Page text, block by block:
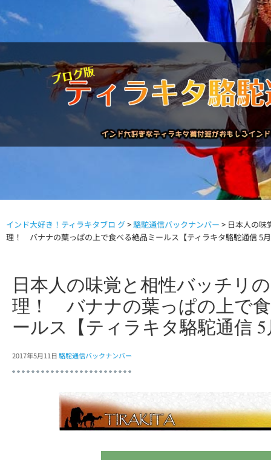
駱駝通信バックナンバー インドが大好き!! 商品につ
インド大好き！ティラキタブロ グ>駱駝通信バックナンバー > 日本人の味
理！ バナナの葉っぱの上で食べる絶品ミールス【ティラキタ駱駝通信 5
日本人の味覚と相性バッチリ
理！ バナナの葉っぱの上で
ールス【ティラキタ駱駝通信 5
2017年5月11日駱駝通信バックナンバー